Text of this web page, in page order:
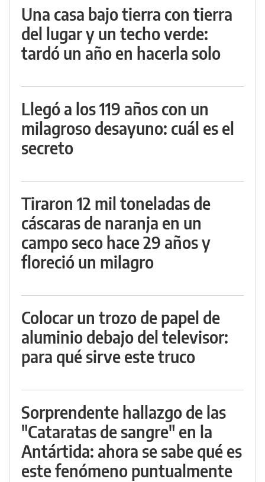
Una casa bajo tierra con tierra
del lugar y un techo verde:
tardó un año en hacerla solo
Llegó a los 119 años con un
milagroso desayuno: cuál es el
secreto
Tiraron 12 mil toneladas de
cáscaras de naranja en un
campo seco hace 29 años y
floreció un milagro
Colocar un trozo de papel de
aluminio debajo del televisor:
para qué sirve este truco
Sorprendente hallazgo de las
"Cataratas de sangre" en la
Antártida: ahora se sabe qué es
este fenómeno puntualmente